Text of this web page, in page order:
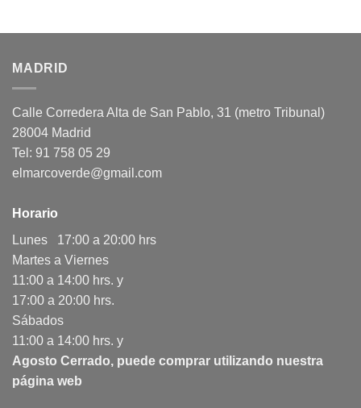
MADRID
Calle Corredera Alta de San Pablo, 31 (metro Tribunal)
28004 Madrid
Tel: 91 758 05 29
elmarcoverde@gmail.com
Horario
Lunes 17:00 a 20:00 hrs
Martes a Viernes
11:00 a 14:00 hrs. y
17:00 a 20:00 hrs.
Sábados
11:00 a 14:00 hrs. y
Agosto Cerrado, puede comprar utilizando nuestra
página web